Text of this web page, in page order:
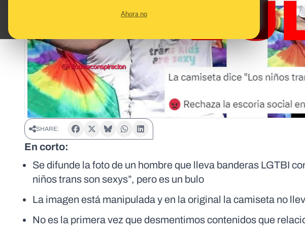
Ahora no
SHARE:
En corto:
Se difunde la foto de un hombre que lleva banderas LGTBI
niños trans son sexys”, pero es un bulo
La imagen está manipulada y en la original la camiseta no
No es la primera vez que desmentimos contenidos que